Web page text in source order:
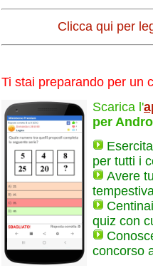
Clicca qui per
Ti stai preparando per un
Scarica l'
per
per tutti i
Avere
quiz con
concorso